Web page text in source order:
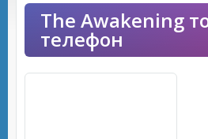
The Awakening
телефон